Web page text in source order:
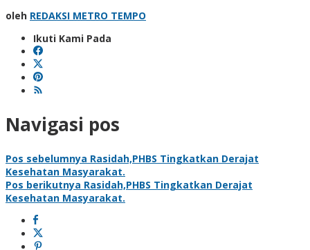
oleh REDAKSI METRO TEMPO
Ikuti Kami Pada
Navigasi pos
Pos sebelumnya Rasidah,PHBS Tingkatkan Derajat
Kesehatan Masyarakat.
Pos berikutnya Rasidah,PHBS Tingkatkan Derajat
Kesehatan Masyarakat.